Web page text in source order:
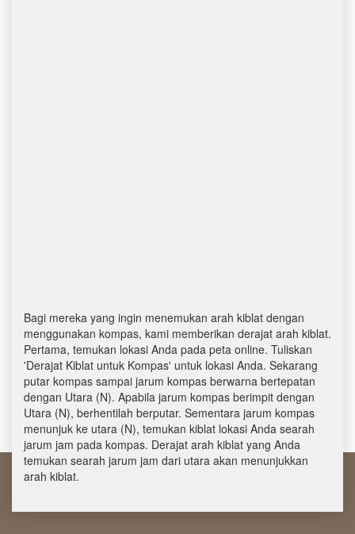
Bagi mereka yang ingin menemukan arah kiblat dengan
menggunakan kompas, kami memberikan derajat arah kiblat.
Pertama, temukan lokasi Anda pada peta online. Tuliskan
'Derajat Kiblat untuk Kompas' untuk lokasi Anda. Sekarang
putar kompas sampai jarum kompas berwarna bertepatan
dengan Utara (N). Apabila jarum kompas berimpit dengan
Utara (N), berhentilah berputar. Sementara jarum kompas
menunjuk ke utara (N), temukan kiblat lokasi Anda searah
jarum jam pada kompas. Derajat arah kiblat yang Anda
temukan searah jarum jam dari utara akan menunjukkan
arah kiblat.